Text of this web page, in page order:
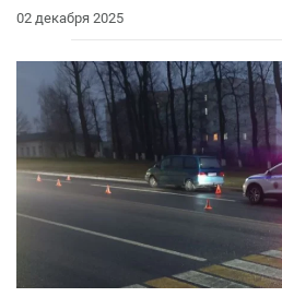
02 декабря 2025